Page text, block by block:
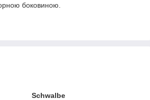
боковиною.
Schwalbe